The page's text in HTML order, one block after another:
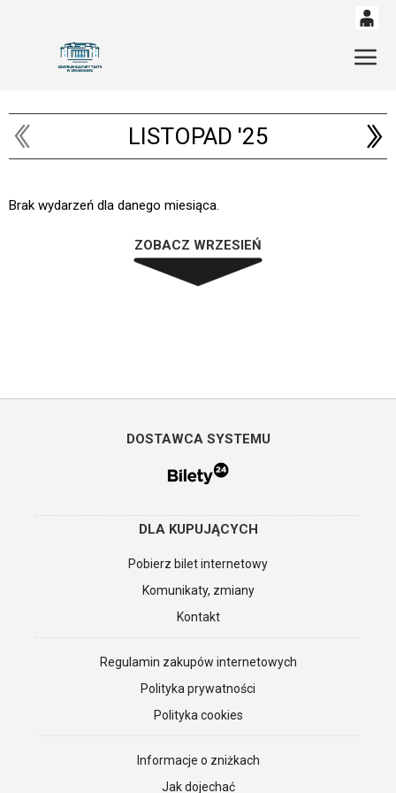
14 53
LISTOPAD '25
Brak wydarzeń dla danego miesiąca.
ZOBACZ WRZESIEŃ
DOSTAWCA SYSTEMU
DLA KUPUJĄCYCH
Pobierz bilet internetowy
Komunikaty, zmiany
Kontakt
Regulamin zakupów internetowych
Polityka prywatności
Polityka cookies
Informacje o zniżkach
Jak dojechać